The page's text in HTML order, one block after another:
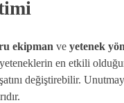
ekipman ve yetenek
en etkili
değiştirebilir.